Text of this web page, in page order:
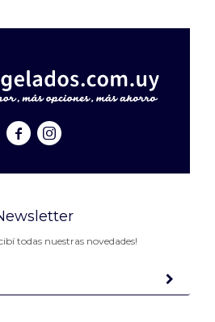
 
todas nuestras novedades!